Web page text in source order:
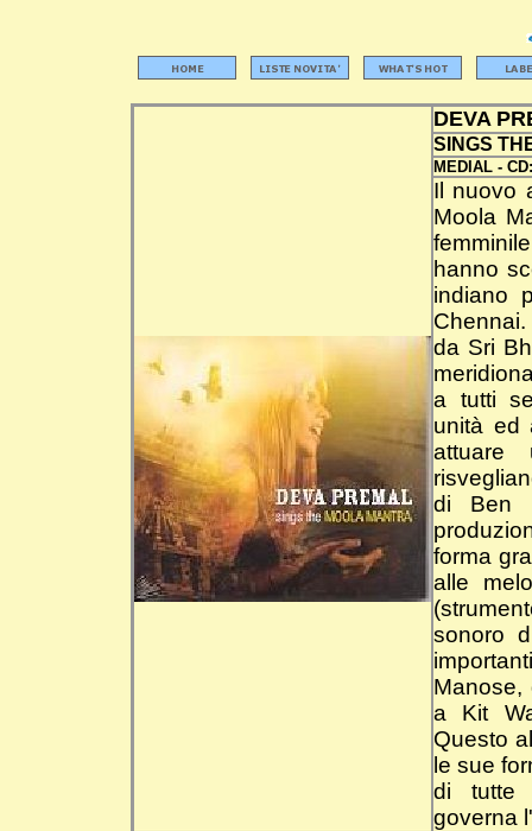
DEVA
SINGS
MEDIAL -
Il nuovo
Moola
hanno
indiano
da Sri
a tutti
unità ed
attuare
di Ben
forma
alle
sonoro
Manose,
a Kit
Questo
le sue
di tutte
governa